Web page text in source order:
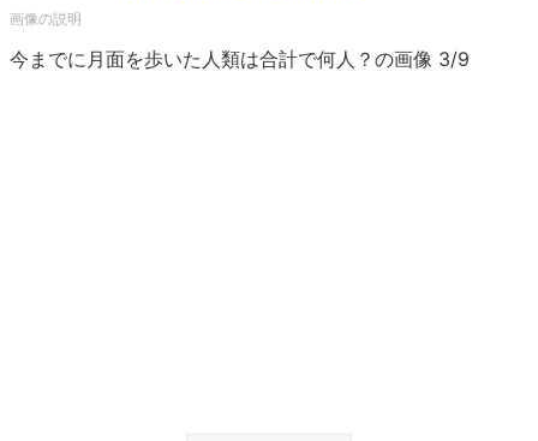
今までに月面を歩いた人類は合計で何人？の画像 3/9